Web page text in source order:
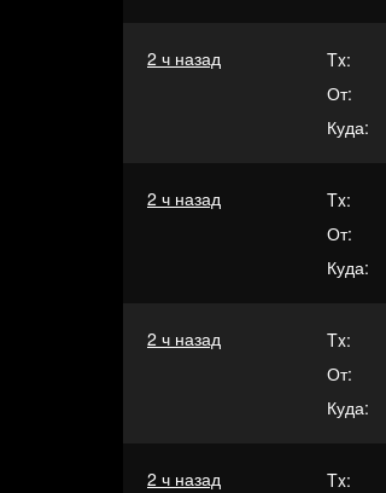
2 ч назад Tx:
От:
Куда:
2 ч назад Tx:
От:
Куда:
2 ч назад Tx:
От:
Куда:
2 ч назад Tx: